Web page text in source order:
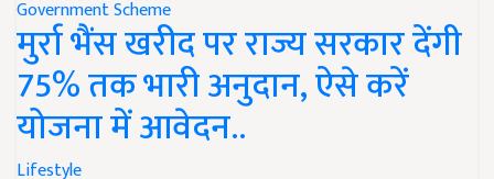
Government Scheme
मुर्रा भैंस खरीद पर राज्य सरकार देंगी
75% तक भारी अनुदान, ऐसे करें
योजना में आवेदन..
Lifestyle